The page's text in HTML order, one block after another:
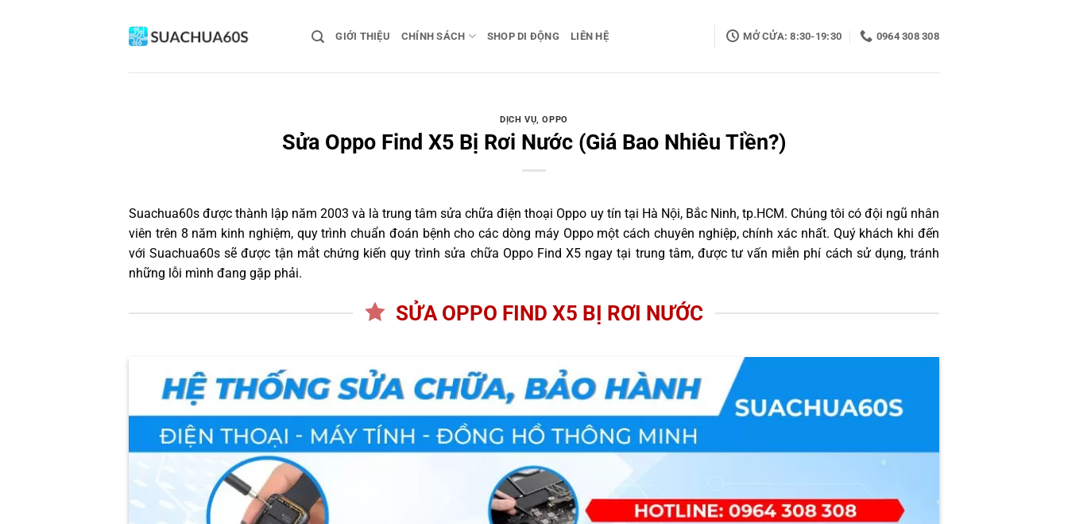
GIỚI THIỆU CHÍNH SÁCH SHOP DI ĐỘNG LIÊN HỆ MỞ CỬA: 8:30-19:30 0964 308 308
DỊCH VỤ,OPPO
Sửa Oppo Find X5 Bị Rơi Nước (Giá Bao Nhiêu Tiền?)
Suachua60s được thành lập năm 2003 và là trung tâm sửa chữa điện thoại Oppo uy tín tại Hà Nội, Bắc Ninh, tp.HCM. Chúng tôi có đội ngũ nhân
viên trên 8 năm kinh nghiệm, quy trình chuẩn đoán bệnh cho các dòng máy Oppo một cách chuyên nghiệp, chính xác nhất. Quý khách khi đến
với Suachua60s sẽ được tận mắt chứng kiến quy trình sửa chữa Oppo Find X5 ngay tại trung tâm, được tư vấn miễn phí cách sử dụng, tránh
những lỗi mình đang gặp phải.
SỬA OPPO FIND X5 BỊ RƠI NƯỚC